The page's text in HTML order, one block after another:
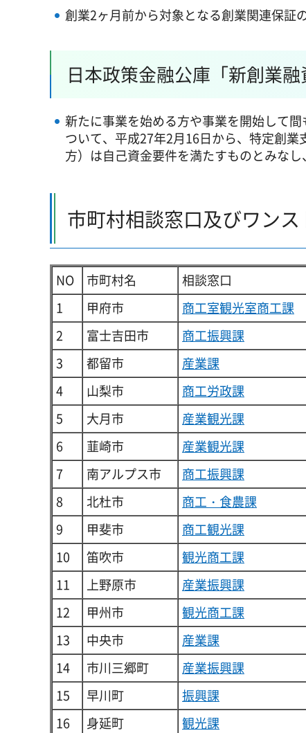
創業2ヶ月前から対象となる創業関連保証
日本政策金融公庫「新創業
新たに事業を始める方や事業を開始して
ついて、平成27年2月16日から、特定創
方）は自己資金要件を満たすものとみな
市町村相談窓口及びワン
NO 市町村名 相談窓口
1
甲府市 商工室観光室商工課
2
富士吉田市 商工振興課
3
都留市 産業課
4
山梨市 商工労政課
5
大月市 産業観光課
6
韮崎市 産業観光課
7
南アルプス市 商工振興課
8
北杜市 商工・食農課
9
甲斐市 商工観光課
10
笛吹市 観光商工課
11
上野原市 産業振興課
12
甲州市 観光商工課
13
中央市 産業課
14
市川三郷町 産業振興課
15
早川町 振興課
16
身延町 観光課